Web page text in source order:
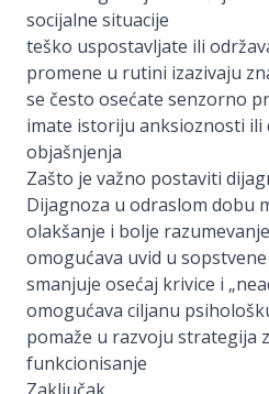
socijalne situacije
teško uspostavljate ili
promene u rutini izazivaju
se često osećate senzorno
imate istoriju anksioznosti ili
objašnjenja
Zašto je važno postaviti
Dijagnoza u odraslom dobu
olakšanje i bolje
omogućava uvid u
smanjuje osećaj krivice i
omogućava ciljanu
pomaže u razvoju strategija
funkcionisanje